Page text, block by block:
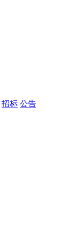
招标 公告